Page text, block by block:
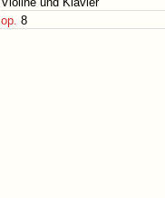
op. 8